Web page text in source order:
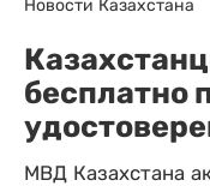
Новости Казахстана
бесплатно
МВД Казахстана